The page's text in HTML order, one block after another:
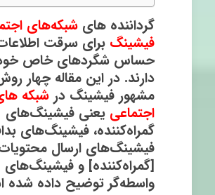
گرداننده‌ های شبکه‌های
فیشینگ برای سرقت
حساس شگردهای خاص خود
دارند. در این مقاله چهار
مشهور فیشینگ در شبکه
اجتماعی یعنی فیشینگ‌های
گمراه‌کننده، فیشینگ‌های
فیشینگ‌های ارسال
[گمراه‌کننده] و فیشینگ‌های
واسطه‌گر توضیح داده